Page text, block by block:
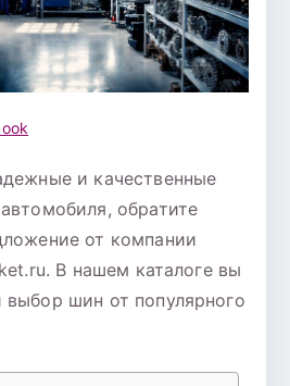
и качественные
обратите
от компании
В нашем каталоге вы
шин от популярного